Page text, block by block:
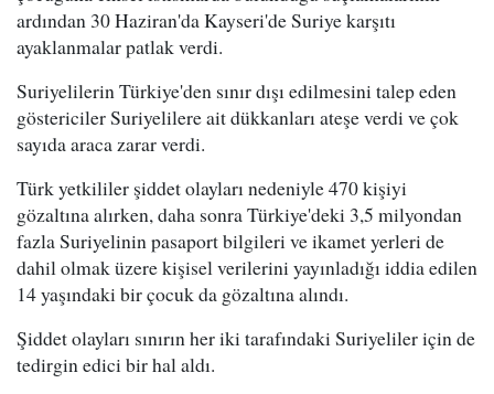
ardından 30 Haziran'da Kayseri'de Suriye karşıtı
ayaklanmalar patlak verdi.
Suriyelilerin Türkiye'den sınır dışı edilmesini talep eden
göstericiler Suriyelilere ait dükkanları ateşe verdi ve çok
sayıda araca zarar verdi.
Türk yetkililer şiddet olayları nedeniyle 470 kişiyi
gözaltına alırken, daha sonra Türkiye'deki 3,5 milyondan
fazla Suriyelinin pasaport bilgileri ve ikamet yerleri de
dahil olmak üzere kişisel verilerini yayınladığı iddia edilen
14 yaşındaki bir çocuk da gözaltına alındı.
Şiddet olayları sınırın her iki tarafındaki Suriyeliler için de
tedirgin edici bir hal aldı.